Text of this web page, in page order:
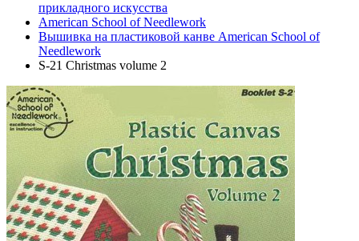
прикладного искусства
American School of Needlework
Вышивка на пластиковой канве American School of
Needlework
S-21 Christmas volume 2